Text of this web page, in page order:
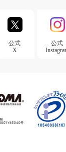
公式
X
公式